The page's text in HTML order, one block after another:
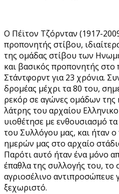
Ο Πέϊτον Τζόρνταν (1917-
προπονητής στίβου,
της ομάδας στίβου των
και βασικός προπονητής στο
Στάντφορντ για 23 χρόνια.
δρομέας μέχρι τα 80 του,
ρεκόρ σε αγώνες ομάδων της
λάτρης του αρχαίου
υιοθέτησε με ενθουσιασμό
του Συλλόγου μας, και ήταν
ημερών μας στο αρχαίο
Παρότι αυτό ήταν ένα μόνο
έπαθλα της συλλογής του, το
αγριοσέλινο αντιπροσώπευε
ξεχωριστό.